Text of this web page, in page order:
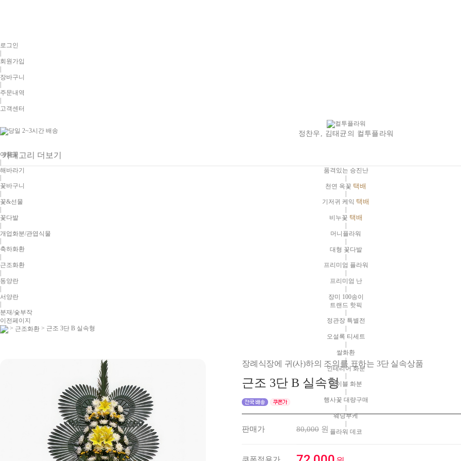
로그인
|
회원가입
|
장바구니
주문내역
고객센터
정찬우, 김태균의 컬투플라워
카테고리 더보기
품격있는 승진난
|
천연 옥꽃 택배
기저귀 케익 택배
비누꽃 택배
|
머니플라워
|
대형 꽃다발
프리미엄 플라워
프리미엄 난
|
장미 100송이
트랜드 핫픽
정관장 특별전
오설록 티세트
|
쌀화환
|
인테리어 화분
테이블 화분
행사꽃 대량구매
|
웨딩부케
|
플라워 데코
여름꽃
|
해바라기
꽃바구니
꽃&선물
|
꽃다발
|
개업화분/관엽식물
축하화환
근조화환
|
동양란
|
서양란
분재/숯부작
이전페이지
> 근조화환 > 근조 3단 B 실속형
장례식장에 귀(사)하의 조의를 표하는 3단 실속상품
근조 3단 B 실속형
판매가 80,000 원
쿠폰적용가